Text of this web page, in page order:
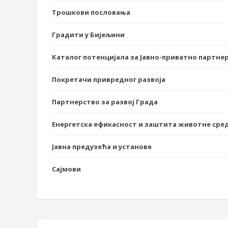
Трошкови пословања
Градити у Бијељини
Каталог потенцијала за Јавно-приватно
Покретачи привредног развоја
Партнерство за развој Града
Енергетска ефикасност и заштита животне
Јавна предузећа и установе
Сајмови